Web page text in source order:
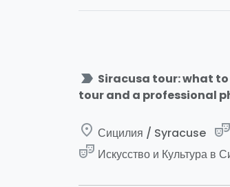
label_important Siracusa tour: what
tour and a professional
place Сицилия / Syracuse theater_comedy
theater_comedy Искусство и Культура в